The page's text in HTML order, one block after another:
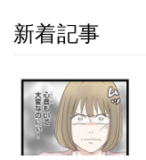
新着記事